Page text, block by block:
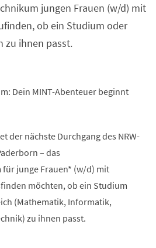
jungen Frauen (w/d) mit
ob ein Studium oder
zu ihnen passt.
Dein MINT-Abenteuer beginnt
der nächste Durchgang des NRW-
– das
junge Frauen* (w/d) mit
möchten, ob ein Studium
(Mathematik, Informatik,
zu ihnen passt.